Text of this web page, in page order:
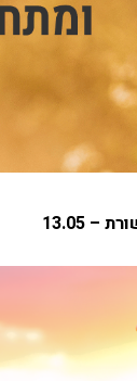
– 13.05